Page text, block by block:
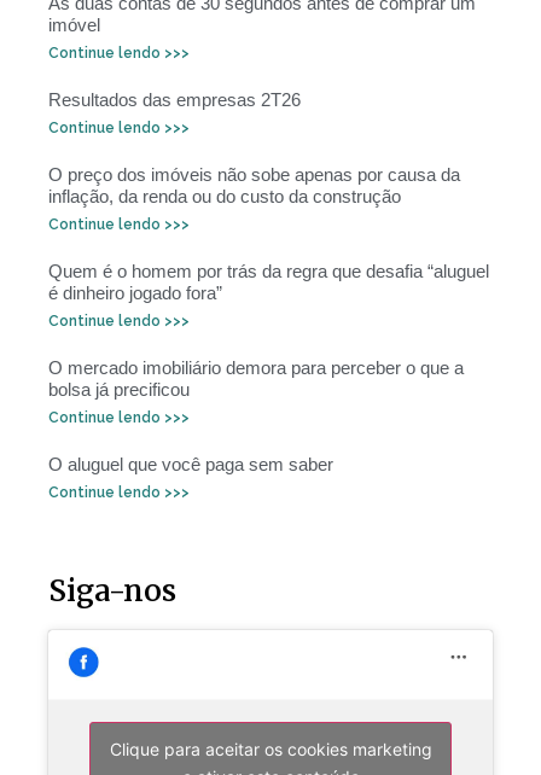
imóvel
Continue lendo >>>
Resultados das empresas 2T26
Continue lendo >>>
O preço dos imóveis não sobe apenas por causa da
inflação, da renda ou do custo da construção
Continue lendo >>>
Quem é o homem por trás da regra que desafia “aluguel
é dinheiro jogado fora”
Continue lendo >>>
O mercado imobiliário demora para perceber o que a
bolsa já precificou
Continue lendo >>>
O aluguel que você paga sem saber
Continue lendo >>>
Siga-nos
Clique para aceitar os cookies marketing